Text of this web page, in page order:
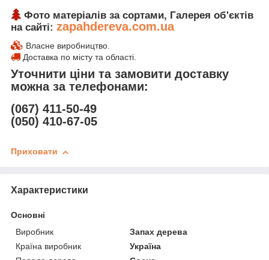
Фото матеріалів за сортами, Галерея об'єктів
на сайті: zapahdereva.com.ua
Власне виробництво.
Доставка по місту та області.
Уточнити ціни та замовити доставку
можна за телефонами:
(067) 411-50-49
(050) 410-67-05
Приховати
Характеристики
Основні
Виробник
Запах дерева
Країна виробник
Україна